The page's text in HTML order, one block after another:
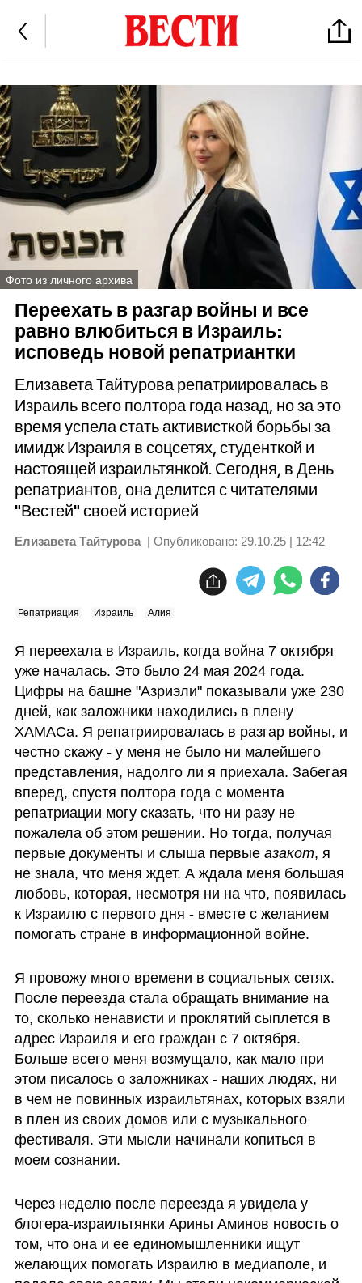
Фото из личного архива
Переехать в разгар войны и все
равно влюбиться в Израиль:
исповедь новой репатриантки
Елизавета Тайтурова репатриировалась в
Израиль всего полтора года назад, но за это
время успела стать активисткой борьбы за
имидж Израиля в соцсетях, студенткой и
настоящей израильтянкой. Сегодня, в День
репатриантов, она делится с читателями
"Вестей" своей историей
Елизавета Тайтурова | Опубликовано: 29.10.25 | 12:42
Репатриация Израиль Алия
Я переехала в Израиль, когда война 7 октября
уже началась. Это было 24 мая 2024 года.
Цифры на башне "Азриэли" показывали уже 230
дней, как заложники находились в плену
ХАМАСа. Я репатриировалась в разгар войны, и
честно скажу - у меня не было ни малейшего
представления, надолго ли я приехала. Забегая
вперед, спустя полтора года с момента
репатриации могу сказать, что ни разу не
пожалела об этом решении. Но тогда, получая
первые документы и слыша первые азакот, я
не знала, что меня ждет. А ждала меня большая
любовь, которая, несмотря ни на что, появилась
к Израилю с первого дня - вместе с желанием
помогать стране в информационной войне.
Я провожу много времени в социальных сетях.
После переезда стала обращать внимание на
то, сколько ненависти и проклятий сыплется в
адрес Израиля и его граждан с 7 октября.
Больше всего меня возмущало, как мало при
этом писалось о заложниках - наших людях, ни
в чем не повинных израильтянах, которых взяли
в плен из своих домов или с музыкального
фестиваля. Эти мысли начинали копиться в
моем сознании.
Через неделю после переезда я увидела у
блогера-израильтянки Арины Аминов новость о
том, что она и ее единомышленники ищут
желающих помогать Израилю в медиаполе, и